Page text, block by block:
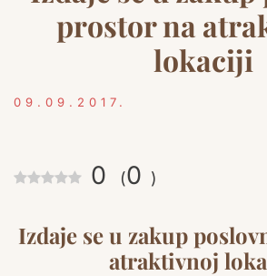
prostor na
lokaciji
09.09.2017.
0 (0 )
Izdaje se u zakup
atraktivnoj